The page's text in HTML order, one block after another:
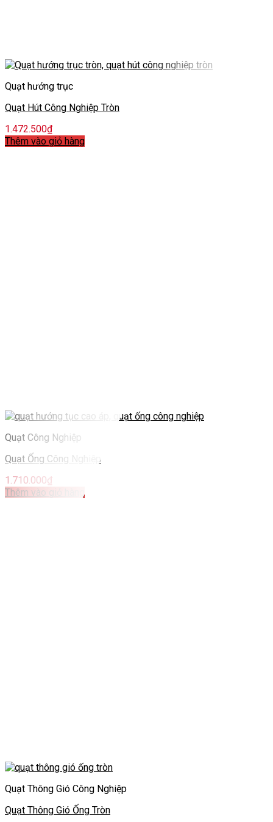
Quạt hướng trục
Quạt Hút Công Nghiệp Tròn
1.472.500₫
Thêm vào giỏ hàng
Quạt Công Nghiệp
Quạt Ống Công Nghiệp
1.710.000₫
Thêm vào giỏ hàng
Quạt Thông Gió Công Nghiệp
Quạt Thông Gió Ống Tròn